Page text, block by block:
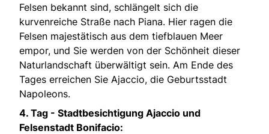
Felsen bekannt sind, schlängelt sich die
kurvenreiche Straße nach Piana. Hier ragen die
Felsen majestätisch aus dem tiefblauen Meer
empor, und Sie werden von der Schönheit dieser
Naturlandschaft überwältigt sein. Am Ende des
Tages erreichen Sie Ajaccio, die Geburtsstadt
Napoleons.
4. Tag - Stadtbesichtigung Ajaccio und
Felsenstadt Bonifacio: